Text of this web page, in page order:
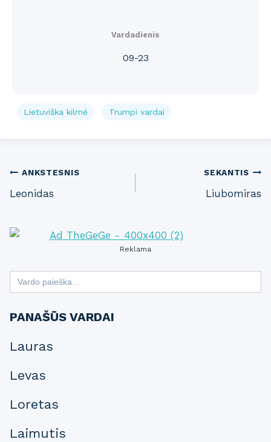
Vardadienis
09-23
Lietuviška kilmė Trumpi vardai
Post
navigation
ANKSTESNIS
Leonidas
SEKANTIS
Liubomiras
Reklama
Search
for:
PANAŠŪS VARDAI
Lauras
Levas
Loretas
Laimutis